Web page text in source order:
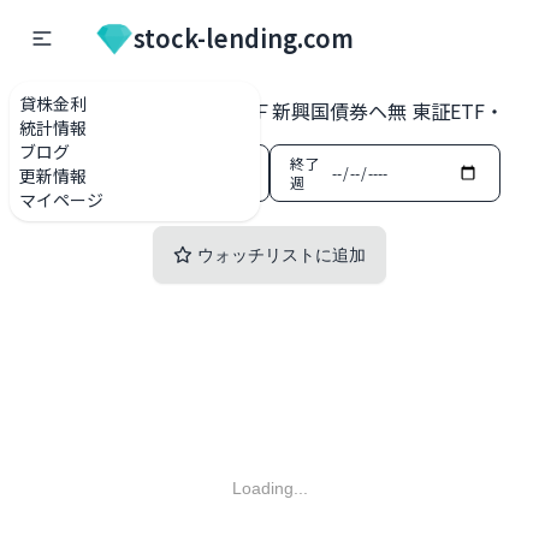
貸株金利
統計情報
ブログ
更新情報
マイページ
stock-lending.com
貸株金利一覧 2519 ＮＦ新興国債券ヘ無 東証ETF・
開始
週
終了
週
ウォッチリストに追加
Loading...